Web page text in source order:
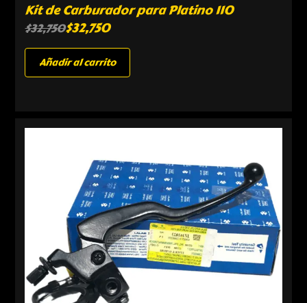
Kit de Carburador para Platino 110
$32,750$32,750
Añadir al carrito